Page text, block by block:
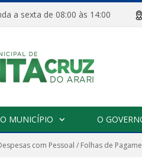
a sexta de 08:00 às 14:00
O MUNICÍPIO O
com Pessoal / Folhas de